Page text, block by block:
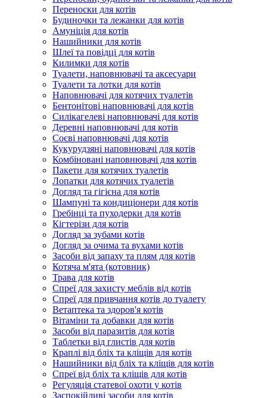
Переноски для котів
Будиночки та лежанки для котів
Амуніція для котів
Нашийники для котів
Шлеї та повідці для котів
Килимки для котів
Туалети, наповнювачі та аксесуари
Туалети та лотки для котів
Наповнювачі для котячих туалетів
Бентонітові наповнювачі для котів
Силікагелеві наповнювачі для котів
Деревні наповнювачі для котів
Соєві наповнювачі для котів
Кукурудзяні наповнювачі для котів
Комбіновані наповнювачі для котів
Пакети для котячих туалетів
Лопатки для котячих туалетів
Догляд та гігієна для котів
Шампуні та кондиціонери для котів
Гребінці та пуходерки для котів
Кігтерізи для котів
Догляд за зубами котів
Догляд за очима та вухами котів
Засоби від запаху та плям для котів
Котяча м'ята (котовник)
Трава для котів
Спреї для захисту меблів від котів
Спреї для привчання котів до туалету
Ветаптека та здоров'я котів
Вітаміни та добавки для котів
Засоби від паразитів для котів
Таблетки від глистів для котів
Краплі від бліх та кліщів для котів
Нашийники від бліх та кліщів для котів
Спреї від бліх та кліщів для котів
Регуляція статевої охоти у котів
Заспокійливі засоби для котів